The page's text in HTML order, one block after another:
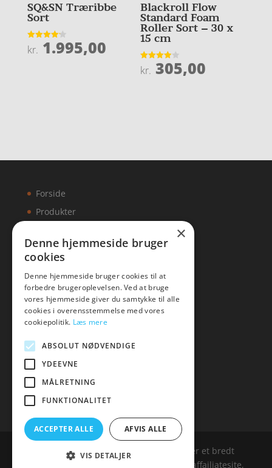
SQ&SN Træribbe
Sort
Vurderet
4.2
kr. 1.995,00
Blackroll Flow
Standard Foam
Roller Sort – 30 x
15 cm
Vurderet
3.9
kr. 305,00
Forside
Produkter
Artikler
Malawigruppen
Mail:hej@malawigruppen.dk
Malawigruppen.dk er siden, der samler et bredt
udvalg af spændende varer. Siden er et affailiatesite,
×
Denne hjemmeside bruger
cookies
Denne hjemmeside bruger cookies til at
forbedre brugeroplevelsen. Ved at bruge
vores hjemmeside giver du samtykke til alle
cookies i overensstemmelse med vores
cookiepolitik. Læs mere
ABSOLUT NØDVENDIGE
YDEEVNE
MÅLRETNING
FUNKTIONALITET
ACCEPTER ALLE AFVIS ALLE
VIS DETALJER